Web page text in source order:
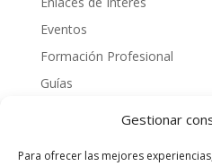
Gestionar
Para ofrecer las mejores
Eventos
Formación Profesional
Guías